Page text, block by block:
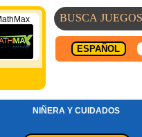
ESPAÑOL
NIÑERA Y CUIDADOS